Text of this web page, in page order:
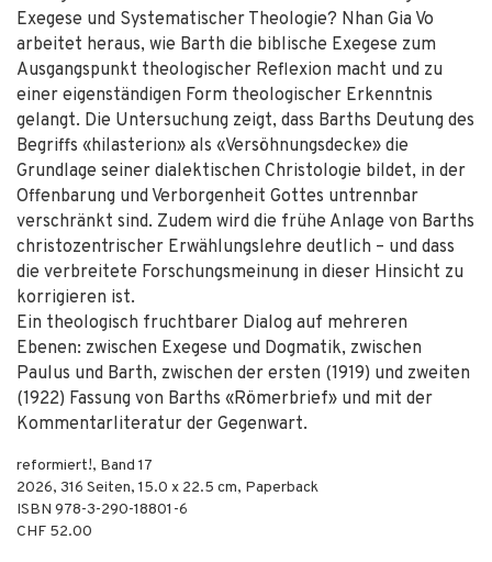
Exegese und Systematischer Theologie? Nhan Gia Vo
arbeitet heraus, wie Barth die biblische Exegese zum
Ausgangspunkt theologischer Reflexion macht und zu
einer eigenständigen Form theologischer Erkenntnis
gelangt. Die Untersuchung zeigt, dass Barths Deutung des
Begriffs «hilasterion» als «Versöhnungsdecke» die
Grundlage seiner dialektischen Christologie bildet, in der
Offenbarung und Verborgenheit Gottes untrennbar
verschränkt sind. Zudem wird die frühe Anlage von Barths
christozentrischer Erwählungslehre deutlich – und dass
die verbreitete Forschungsmeinung in dieser Hinsicht zu
korrigieren ist.
Ein theologisch fruchtbarer Dialog auf mehreren
Ebenen: zwischen Exegese und Dogmatik, zwischen
Paulus und Barth, zwischen der ersten (1919) und zweiten
(1922) Fassung von Barths «Römerbrief» und mit der
Kommentarliteratur der Gegenwart.
reformiert!, Band 17
2026, 316 Seiten, 15.0 x 22.5 cm, Paperback
ISBN 978-3-290-18801-6
CHF 52.00